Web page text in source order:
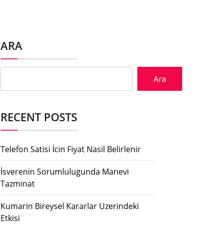
ARA
Ara
RECENT POSTS
Telefon Satisi İcin Fiyat Nasil Belirlenir
İsverenin Sorumlulugunda Manevi
Tazminat
Kumarin Bireysel Kararlar Uzerindeki
Etkisi